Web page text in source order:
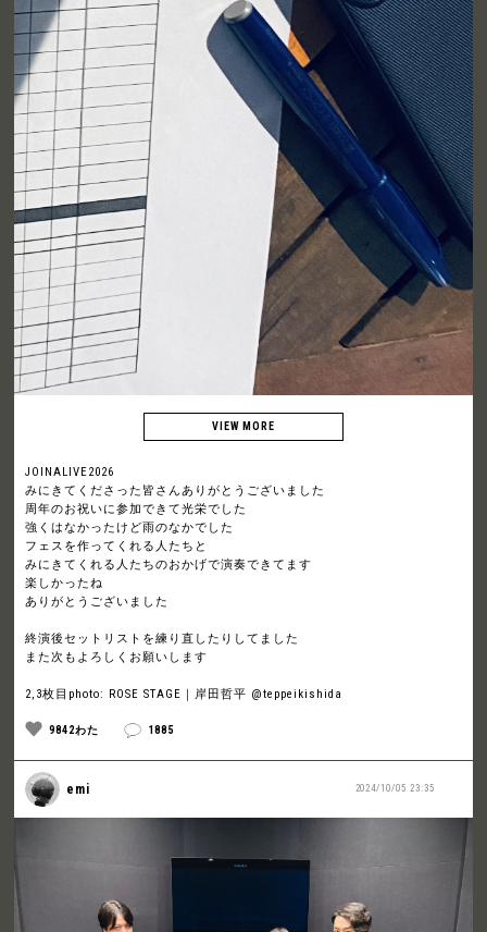
JOINALIVE2026
みにきてくださった皆さんありがとうございました
周年のお祝いに参加できて光栄でした
強くはなかったけど雨のなかでした
フェスを作ってくれる人たちと
みにきてくれる人たちのおかげで演奏できてます
楽しかったね
ありがとうございました
終演後セットリストを練り直したりしてました
また次もよろしくお願いします
2,3枚目photo: ROSE STAGE｜岸田哲平 @teppeikishida
9842わた 1885
2024/10/05 23:35
emi